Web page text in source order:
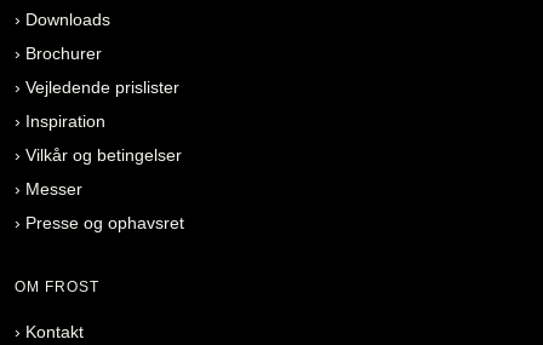
› Downloads
› Brochurer
› Vejledende prislister
› Inspiration
› Vilkår og betingelser
› Messer
› Presse og ophavsret
OM FROST
› Kontakt